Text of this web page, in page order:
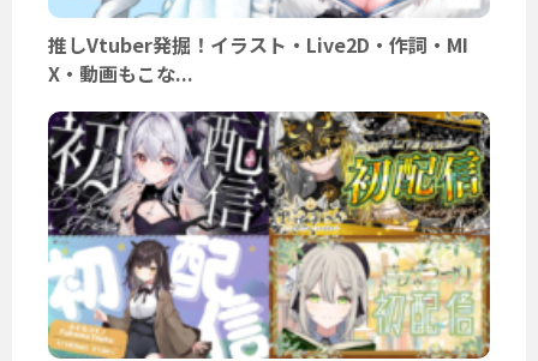
推しVtuber発掘！イラスト・Live2D・作詞・MI
X・動画もこな...